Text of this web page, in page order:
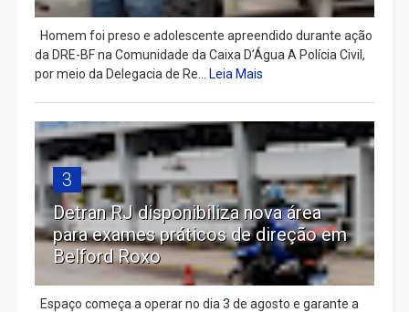
Homem foi preso e adolescente apreendido durante ação
da DRE-BF na Comunidade da Caixa D’Água A Polícia Civil,
por meio da Delegacia de Re...
Leia Mais
3
Detran RJ disponibiliza nova área
para exames práticos de direção em
Belford Roxo
Espaço começa a operar no dia 3 de agosto e garante a